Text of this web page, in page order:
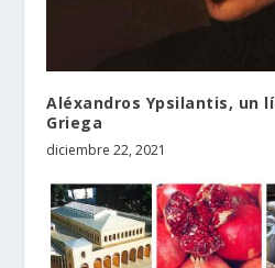
Aléxandros Ypsilantis, un
Griega
diciembre 22, 2021